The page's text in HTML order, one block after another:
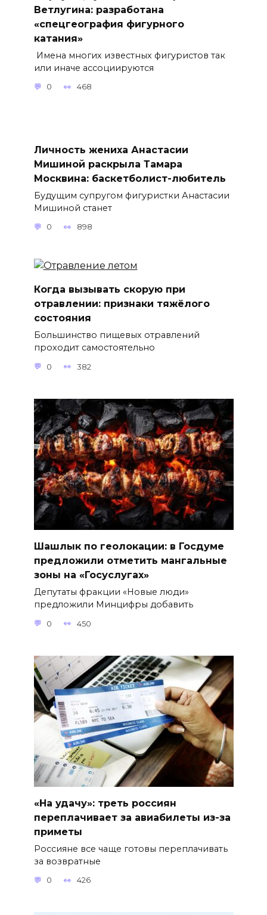
Ветлугина: разработана
«спецгеография фигурного
катания»
Имена многих известных фигуристов так
или иначе ассоциируются
0 468
Личность жениха Анастасии
Мишиной раскрыла Тамара
Москвина: баскетболист-любитель
Будущим супругом фигуристки Анастасии
Мишиной станет
0 898
Когда вызывать скорую при
отравлении: признаки тяжёлого
состояния
Большинство пищевых отравлений
проходит самостоятельно
0 382
Шашлык по геолокации: в Госдуме
предложили отметить мангальные
зоны на «Госуслугах»
Депутаты фракции «Новые люди»
предложили Минцифры добавить
0 450
«На удачу»: треть россиян
переплачивает за авиабилеты из-за
приметы
Россияне все чаще готовы переплачивать
за возвратные
0 426